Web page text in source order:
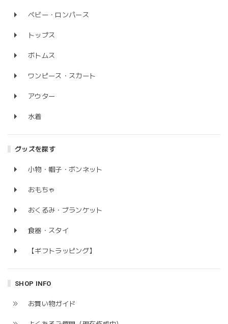
ベビー・ロンパース
トップス
ボトムス
ワンピース・スカート
アウター
水着
グッズを探す
小物・帽子・ボンネット
おもちゃ
おくるみ・ブランケット
食器・スタイ
【ギフトラッピング】
SHOP INFO
お買い物ガイド